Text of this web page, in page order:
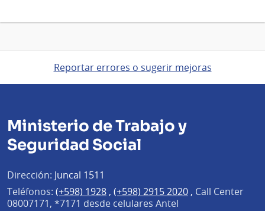
Reportar errores o sugerir mejoras
Ministerio de Trabajo y
Seguridad Social
Dirección: Juncal 1511
Teléfonos: (+598) 1928 , (+598) 2915 2020 , Call Center
08007171, *7171 desde celulares Antel